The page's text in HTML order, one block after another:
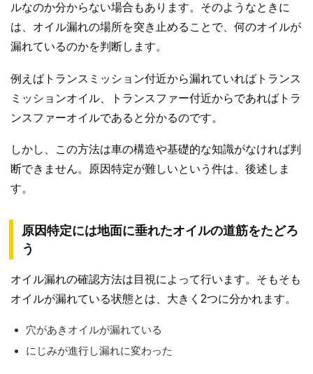
ルなのか分からない場合もあります。そのようなときに
は、オイル漏れの場所を突き止めることで、何のオイルが
漏れているのかを判断します。
例えばトランスミッション付近から漏れていればトランス
ミッションオイル、トランスファー付近からであればトラ
ンスファーオイルであると分かるのです。
しかし、この方法は車の構造や基礎的な知識がなければ判
断できません。原因特定が難しいという件は、後述しま
す。
原因特定には地面に垂れたオイルの道筋をたどろ
う
オイル漏れの確認方法は目視によって行います。そもそも
オイルが漏れている状態とは、大きく2つに分かれます。
穴があきオイルが漏れている
にじみが進行し漏れに変わった